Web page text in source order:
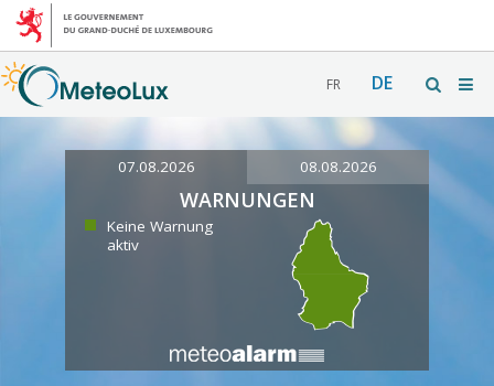
FR DE
07.08.2026 08.08.2026
WARNUNGEN
Keine Warnung
aktiv